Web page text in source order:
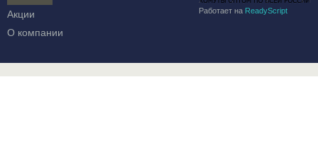
Работает на ReadyScript
Акции
О компании